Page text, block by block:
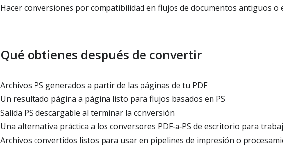
Hacer conversiones por compatibilidad en flujos de documentos antiguos o
Qué obtienes después de convertir
Archivos PS generados a partir de las páginas de tu PDF
Un resultado página a página listo para flujos basados en PS
Salida PS descargable al terminar la conversión
Una alternativa práctica a los conversores PDF‑a‑PS de escritorio para
Archivos convertidos listos para usar en pipelines de impresión o